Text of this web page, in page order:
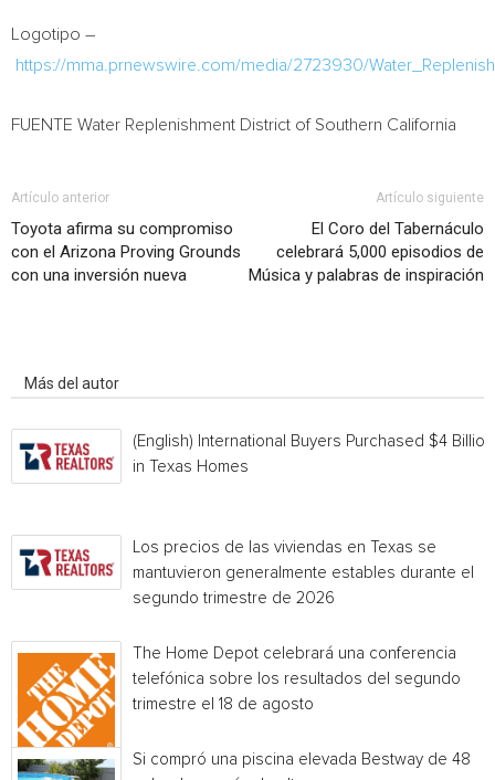
Logotipo –
https://mma.prnewswire.com/media/2723930/
FUENTE Water Replenishment District of Southern California
Artículo anterior
Toyota afirma su compromiso
con el Arizona Proving Grounds
con una inversión nueva
Artículo siguiente
El Coro del Tabernáculo
celebrará 5,000 episodios de
Música y palabras de inspiración
Más del autor
(English) International Buyers Purchased $4 Billion
in Texas Homes
Los precios de las viviendas en Texas se
mantuvieron generalmente estables durante el
segundo trimestre de 2026
The Home Depot celebrará una conferencia
telefónica sobre los resultados del segundo
trimestre el 18 de agosto
Si compró una piscina elevada Bestway de 48